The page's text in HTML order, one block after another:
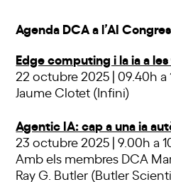
Agenda DCA a l’AI
Edge computing i la ia a
22 octubre 2025 | 09.40h a
Jaume Clotet (Infini)
Agentic IA: cap a una ia
23 octubre 2025 | 9.00h a
Amb els membres DCA
Ray G. Butler (Butler